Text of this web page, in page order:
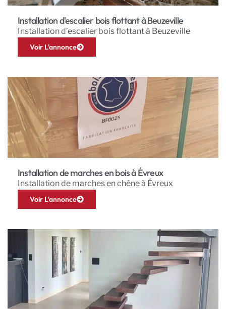
Installation d'escalier bois flottant à Beuzeville
Installation d’escalier bois flottant à Beuzeville
Voir L'annonce
Installation de marches en bois à Évreux
Installation de marches en chêne à Évreux
Voir L'annonce